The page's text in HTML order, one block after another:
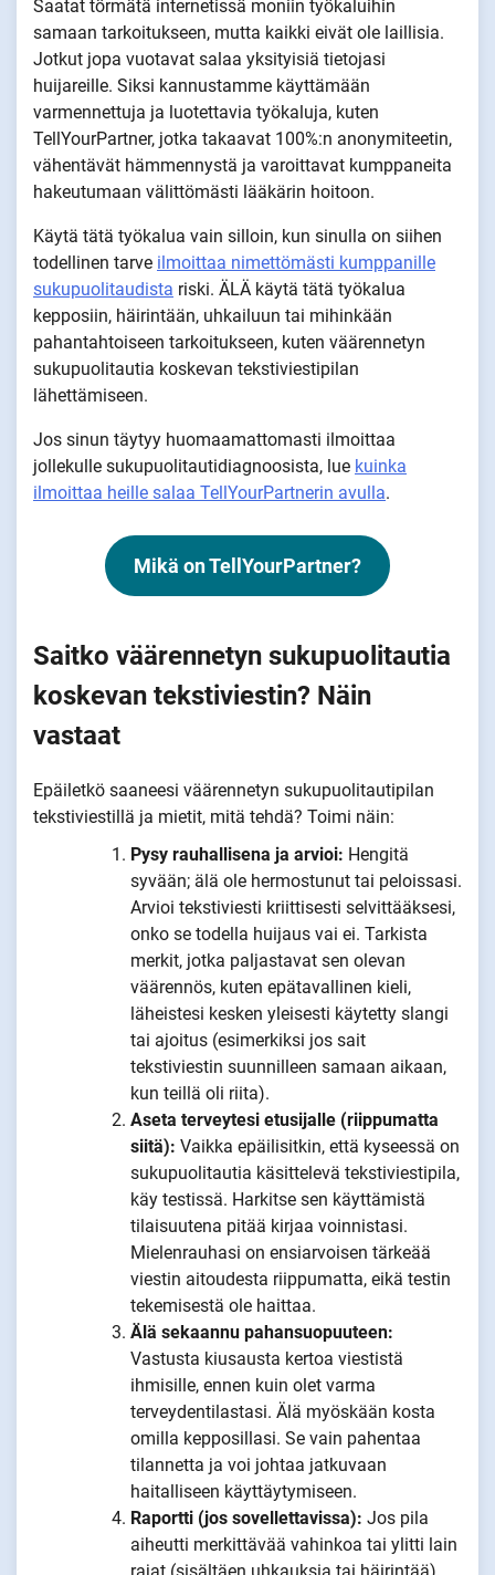
Saatat törmätä internetissä moniin työkaluihin
samaan tarkoitukseen, mutta kaikki eivät ole laillisia.
Jotkut jopa vuotavat salaa yksityisiä tietojasi
huijareille. Siksi kannustamme käyttämään
varmennettuja ja luotettavia työkaluja, kuten
TellYourPartner, jotka takaavat 100%:n anonymiteetin,
vähentävät hämmennystä ja varoittavat kumppaneita
hakeutumaan välittömästi lääkärin hoitoon.
Käytä tätä työkalua vain silloin, kun sinulla on siihen
todellinen tarve ilmoittaa nimettömästi kumppanille
sukupuolitaudista riski. ÄLÄ käytä tätä työkalua
kepposiin, häirintään, uhkailuun tai mihinkään
pahantahtoiseen tarkoitukseen, kuten väärennetyn
sukupuolitautia koskevan tekstiviestipilan
lähettämiseen.
Jos sinun täytyy huomaamattomasti ilmoittaa
jollekulle sukupuolitautidiagnoosista, lue kuinka
ilmoittaa heille salaa TellYourPartnerin avulla.
Mikä on TellYourPartner?
Saitko väärennetyn sukupuolitautia
koskevan tekstiviestin? Näin
vastaat
Epäiletkö saaneesi väärennetyn sukupuolitautipilan
tekstiviestillä ja mietit, mitä tehdä? Toimi näin:
Pysy rauhallisena ja arvioi: Hengitä
syvään; älä ole hermostunut tai peloissasi.
Arvioi tekstiviesti kriittisesti selvittääksesi,
onko se todella huijaus vai ei. Tarkista
merkit, jotka paljastavat sen olevan
väärennös, kuten epätavallinen kieli,
läheistesi kesken yleisesti käytetty slangi
tai ajoitus (esimerkiksi jos sait
tekstiviestin suunnilleen samaan aikaan,
kun teillä oli riita).
Aseta terveytesi etusijalle (riippumatta
siitä): Vaikka epäilisitkin, että kyseessä on
sukupuolitautia käsittelevä tekstiviestipila,
käy testissä. Harkitse sen käyttämistä
tilaisuutena pitää kirjaa voinnistasi.
Mielenrauhasi on ensiarvoisen tärkeää
viestin aitoudesta riippumatta, eikä testin
tekemisestä ole haittaa.
Älä sekaannu pahansuopuuteen:
Vastusta kiusausta kertoa viestistä
ihmisille, ennen kuin olet varma
terveydentilastasi. Älä myöskään kosta
omilla kepposillasi. Se vain pahentaa
tilannetta ja voi johtaa jatkuvaan
haitalliseen käyttäytymiseen.
Raportti (jos sovellettavissa): Jos pila
aiheutti merkittävää vahinkoa tai ylitti lain